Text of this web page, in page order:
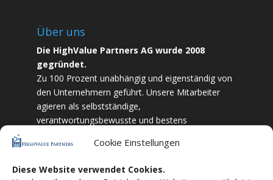
Cookie Einstellungen
Diese Website verwendet Cookies.
Über uns
Die HighValue Partners AG wurde 2008
gegründet.
Zu 100 Prozent unabhängig und eigenständig von
den Unternehmern geführt. Unsere Mitarbeiter
agieren als selbstständige,
verantwortungsbewusste und bestens
und Zielstrebigkeit sind wir bestrebt das